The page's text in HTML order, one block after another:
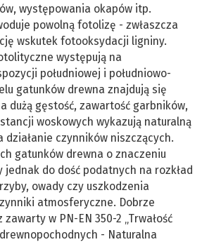
występowania okapów itp.
powolną fotolizę - zwłaszcza
wskutek fotooksydacji ligniny.
występują na
południowej i południowo-
gatunków drewna znajdują się
dużą gęstość, zawartość garbników,
woskowych wykazują naturalną
działanie czynników niszczących.
gatunków drewna o znaczeniu
jednak do dość podatnych na rozkład
owady czy uszkodzenia
atmosferyczne. Dobrze
w PN-EN 350-2 „Trwałość
- Naturalna